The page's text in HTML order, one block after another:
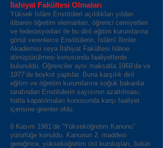
İlahiyat Fakültesi Olmaları
Yüksek İslâm Enstitüleri açıldıkları yıldan
itibaren öğretim elemanları, öğrenci cemiyetleri
ve federasyonları ile bu dinî eğitim kurumlarına
gönül verenlerce Enstitülerin, İslâmî İlimler
Akademisi veya İlahiyat Fakültesi hâline
dönüştürülmesi konusunda faaliyetlerde
bulunuldu. Öğrenciler aynı maksatla 1969’da ve
1977’de boykot yaptılar. Buna karşılık dinî
eğitim ve öğretim kurumlarına soğuk bakanlar
tarafından Enstitülerin sayısının azaltılması,
hatta kapatılmaları konusunda karşı faaliyet
içerisine girenler oldu.
6 Kasım 1981’de “Yükseköğretim Kanunu”
yürürlüğe konuldu. Kanunun 2. maddesi
gereğince, yükseköğretim üst kuruluşları, bütün